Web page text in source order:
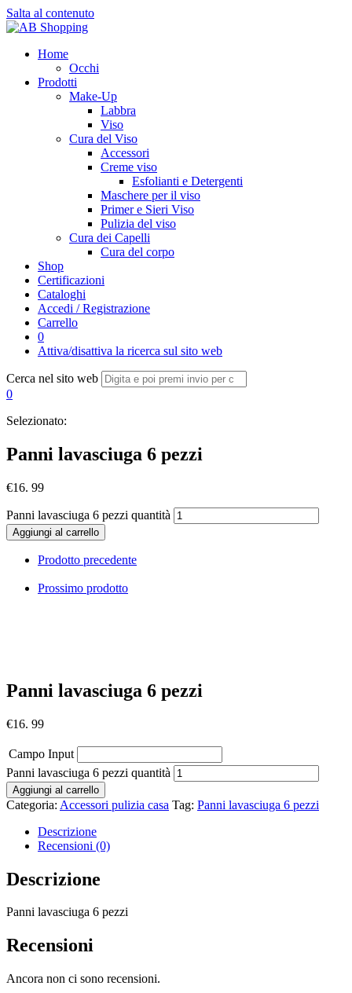
Salta al contenuto
Home
Occhi
Prodotti
Make-Up
Labbra
Viso
Cura del Viso
Accessori
Creme viso
Esfolianti e Detergenti
Maschere per il viso
Primer e Sieri Viso
Pulizia del viso
Cura dei Capelli
Cura del corpo
Shop
Certificazioni
Cataloghi
Accedi / Registrazione
Carrello
0
Attiva/disattiva la ricerca sul sito web
Cerca nel sito web
0
Selezionato:
Panni lavasciuga 6 pezzi
€16. 99
Panni lavasciuga 6 pezzi quantità
Aggiungi al carrello
Prodotto precedente
Prossimo prodotto
Panni lavasciuga 6 pezzi
€16. 99
Campo Input
Panni lavasciuga 6 pezzi quantità
Aggiungi al carrello
Categoria: Accessori pulizia casa Tag: Panni lavasciuga 6 pezzi
Descrizione
Recensioni (0)
Descrizione
Panni lavasciuga 6 pezzi
Recensioni
Ancora non ci sono recensioni.